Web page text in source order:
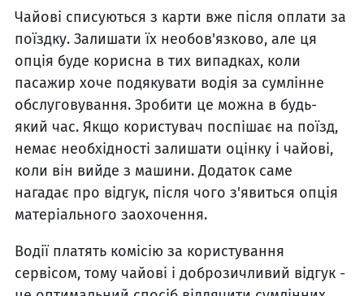
Чайові списуються з карти вже після оплати за
поїздку. Залишати їх необов'язково, але ця
опція буде корисна в тих випадках, коли
пасажир хоче подякувати водія за сумлінне
обслуговування. Зробити це можна в будь-
який час. Якщо користувач поспішає на поїзд,
немає необхідності залишати оцінку і чайові,
коли він вийде з машини. Додаток саме
нагадає про відгук, після чого з'явиться опція
матеріального заохочення.
Водії платять комісію за користування
сервісом, тому чайові і доброзичливий відгук -